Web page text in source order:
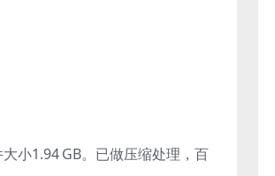
小1.94 GB。已做压缩处理，百